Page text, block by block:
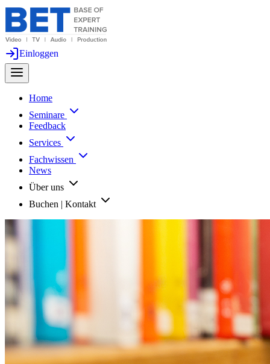
Einloggen
Home
Seminare
Feedback
Services
Fachwissen
News
Über uns
Buchen | Kontakt